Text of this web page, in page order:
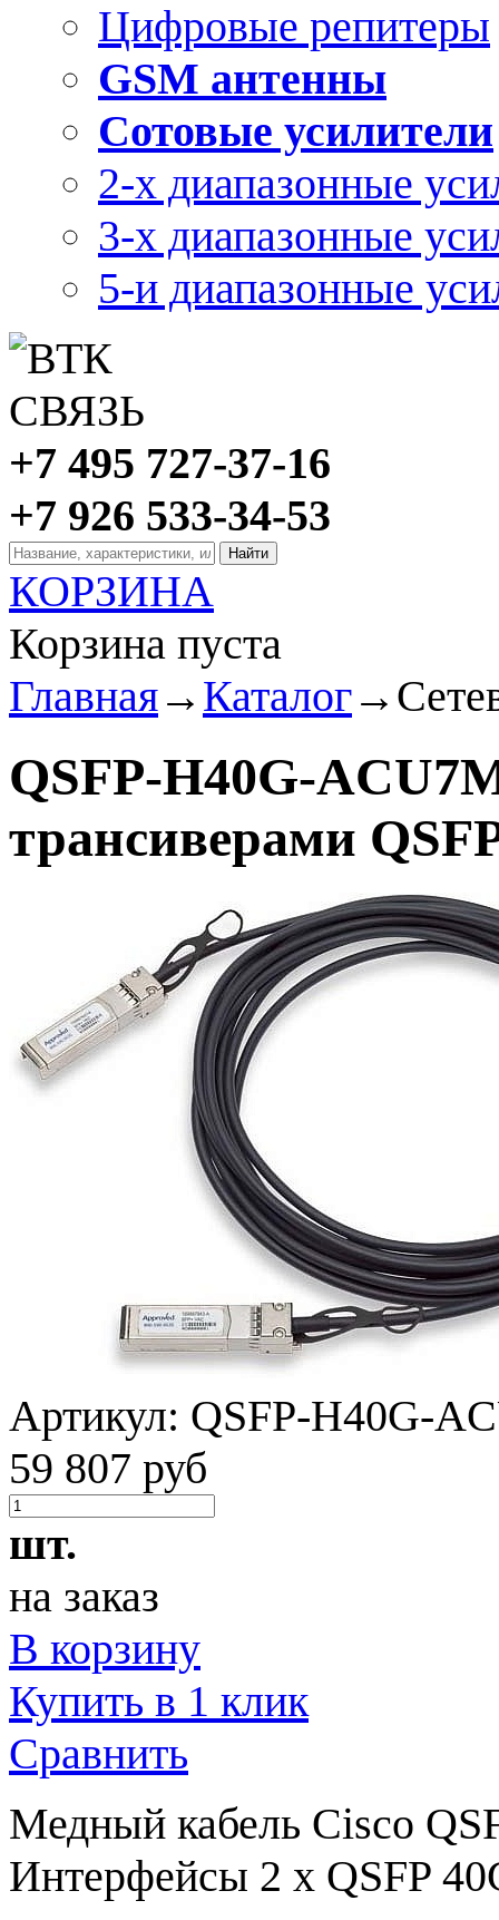
Цифровые репитеры
GSM антенны
Сотовые усилители
2-х диапазонные
3-х диапазонные
5-и диапазонные
+7 495 727-37-16
+7 926 533-34-53
КОРЗИНА
Корзина пуста
Главная→ Каталог→
QSFP-H40G-
трансиверами
Артикул: QSFP-H40G-
59 807 руб
шт.
на заказ
В корзину
Купить в 1 клик
Сравнить
Медный кабель Cisco
Интерфейсы 2 x QSFP